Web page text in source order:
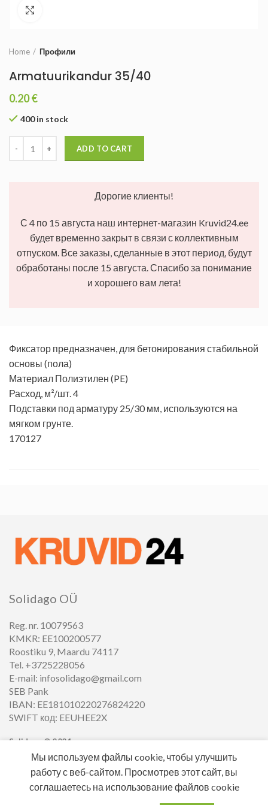
Home Профили
Armatuurikandur 35/40
0.20€
400 in stock
ADD TO CART
Дорогие клиенты!
С 4 по 15 августа наш интернет-магазин Kruvid24.ee
будет временно закрыт в связи с коллективным
отпуском. Все заказы, сделанные в этот период, будут
обработаны после 15 августа. Спасибо за понимание
и хорошего вам лета!
Фиксатор предназначен, для бетонирования стабильной
основы (пола)
Материал Полиэтилен (PE)
Расход, м²/шт. 4
Подставки под арматуру 25/30 мм, используются на
мягком грунте.
170127
Solidago OÜ
Reg. nr. 10079563
KMKR: EE100200577
Roostiku 9, Maardu 74117
Tel. +3725228056
E-mail: infosolidago@gmail.com
SEB Pank
IBAN: EE181010220276824220
SWIFT код: EEUHEE2X
Solidago ©2021
Мы используем файлы cookie, чтобы улучшить
работу с веб-сайтом. Просмотрев этот сайт, вы
соглашаетесь на использование файлов cookie